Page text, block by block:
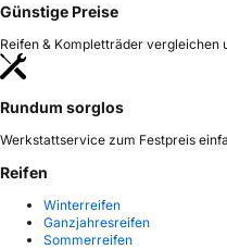
Günstige Preise
Reifen & Kompletträder vergleichen
Rundum sorglos
Werkstattservice zum Festpreis
Reifen
Winterreifen
Ganzjahresreifen
Sommerreifen